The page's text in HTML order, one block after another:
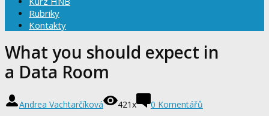
Rubriky
Kontakty
What you should expect in
a Data Room
Andrea Vachtarčíková 421x
0 Komentářů